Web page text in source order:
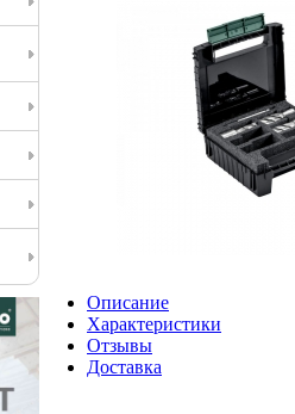
Описание
Характеристики
Отзывы
Доставка